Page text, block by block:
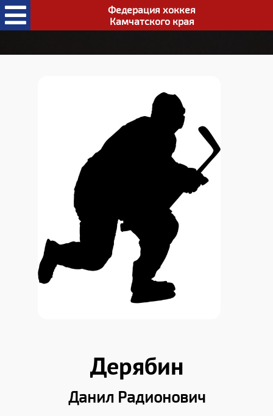
Федерация хоккея
Камчатского края
Дерябин
Данил Радионович